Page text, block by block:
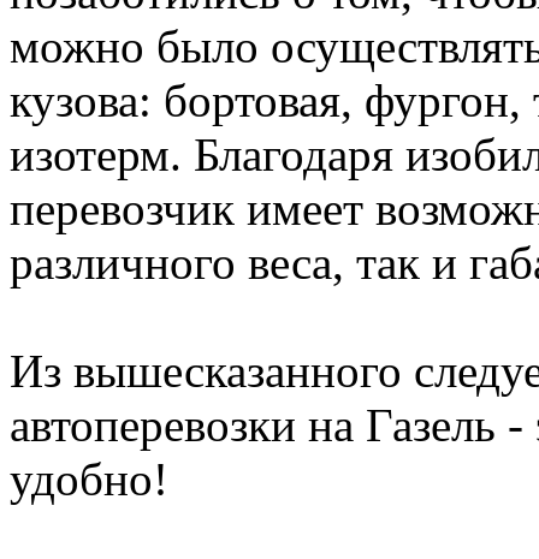
можно было
кузова: бортовая,
изотерм. Благодаря
перевозчик имеет
различного веса, так и
Из вышесказанного
автоперевозки на Газель
удобно!